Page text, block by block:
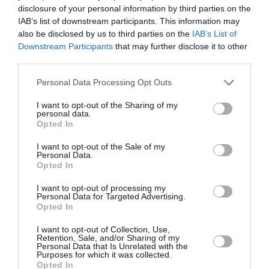
disclosure of your personal information by third parties on the
IAB’s list of downstream participants. This information may
also be disclosed by us to third parties on the IAB’s List of
Downstream Participants that may further disclose it to other
Personal Data Processing Opt Outs
I want to opt-out of the Sharing of my
personal data.
Opted In
I want to opt-out of the Sale of my
Personal Data.
Opted In
I want to opt-out of processing my
Personal Data for Targeted Advertising.
Opted In
I want to opt-out of Collection, Use,
Retention, Sale, and/or Sharing of my
Personal Data that Is Unrelated with the
Purposes for which it was collected.
Opted In
CORONAVIRUS ITALIA
STIRI ROMANIA
Un excavatorist italian vrea să fie primar în
România. «Este cea mai bogată țară din
Europa»